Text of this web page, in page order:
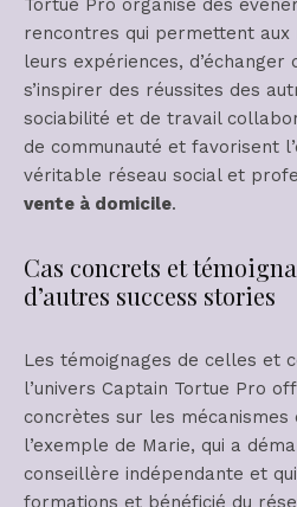
rencontres qui permettent
leurs expériences, d’échanger
s’inspirer des réussites des
sociabilité et de travail
de communauté et favorisent
véritable réseau social et
vente à domicile.
Cas concrets et
d’autres success stories
Les témoignages de celles et
l’univers Captain Tortue Pro
concrètes sur les mécanismes
l’exemple de Marie, qui a
conseillère indépendante et
formations et bénéficié du